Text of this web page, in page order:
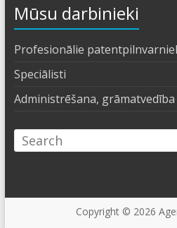
Mūsu darbinieki
Profesionālie
Speciālisti
Administrēšana,
Copyright © 2026